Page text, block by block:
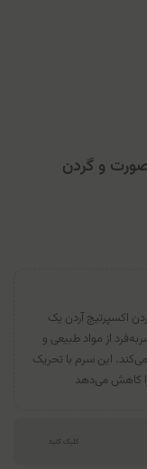
و گردن
اکسپرتیج آردن یک
از مواد طبیعی و
این سرم با تحریک
کاهش می‌دهد